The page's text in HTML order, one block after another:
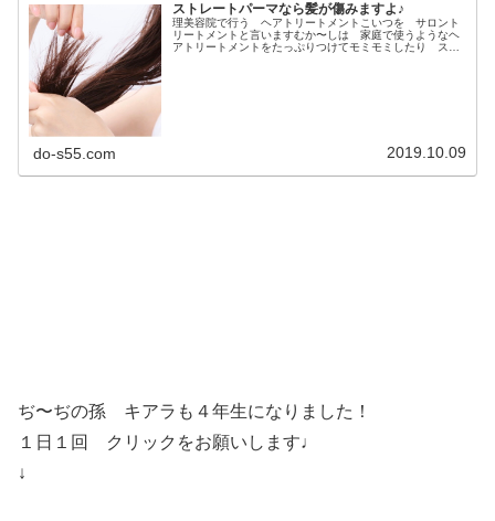
ストレートパーマなら髪が傷みますよ♪
理美容院で行う ヘアトリートメントこいつを サロント
リートメントと言いますむか〜しは 家庭で使うようなヘ
アトリートメントをたっぷりつけてモミモミしたり スチ
do-s55.com 2019.10.09
ぢ〜ぢの孫 キアラも４年生になりました！
１日１回 クリックをお願いします♩
↓